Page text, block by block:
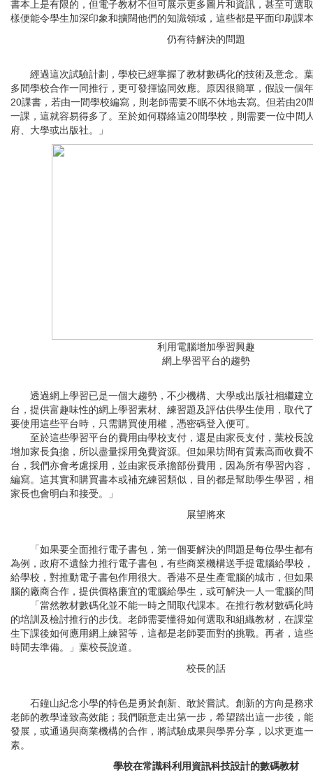
書本上是有限的，但電子教材不但可展示更多圖片和資訊，甚至可選
樣便能令學生加深印象和擴闊他們的知識領域，這些都是平面印刷課
仍有待解決的問題
經過這次試驗計劃，學校已經掌握了教材數碼化的技術及意念。
多間學校合作一同推行，更可發揮協同效應。原因很簡單，假設一個
20課書，若由一間學校編寫，則老師需要不眠不休地去寫。但若由20
一課，這就容易得多了。至於如何聯絡這20間學校，則需要一位中間
府、大學或出版社。」
利用電腦增加學習興趣
網上學習平台的趨勢
透過網上學習已是一個大趨勢，不少機構、大學或出版社相繼建
台，提供富趣味性的網上學習素材、練習題及評估供學生使用，取代
要使用這些平台時，只需購買使用權，憑密碼登入便可。
至於這些學習平台的費用由學校支付，還是由家長支付，葉校長
增加家長負擔，所以盡量採用免費資源。但如果坊間有質素高而收費
台，我們亦會考慮採用，並由家長承擔部份費用，因為所有學習內容
編寫。這其實和購買書本或補充練習類似，目的都是幫助學生學習，
家長也會明白和接受。」
展望將來
「如果要全面推行電子書包，第一個要解決的問題是每位學生都
為例，政府不遺餘力推行電子書包，有些商業機構送手提電腦給學校
給學校，對推動電子書包作用很大。香港不是生產電腦的城市，但如
腦的廠商合作，提供價格廉宜的電腦給學生，或可解決一人一電腦的
「當然教材數碼化並不能一時之間取代課本。在推行教材數碼化
的培訓及檢討推行的步伐。老師需要懂得如何選取和組織教材，在課
生下課後如何應用網上練習等，這都是老師要面對的挑戰。再者，這
時間去準備。」葉校長說道。
校長的話
石鐘山紀念小學的特色是勇於創新、敢於嘗試。創新的方向是務
老師的教學達致高效能；我們願意走出第一步，希望踏出這一步後，
發展，或通過與商業機構的合作，將試驗成果與學界分享，以求更進
素。
學校在常識科利用資訊科技設計的數碼教材